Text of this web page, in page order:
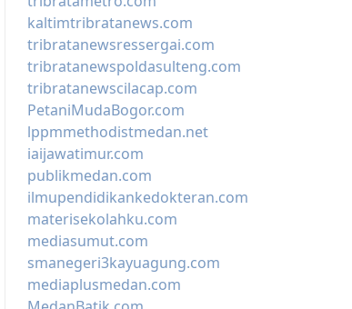
kaltimtribratanews.com
tribratanewsressergai.com
tribratanewspoldasulteng.com
tribratanewscilacap.com
PetaniMudaBogor.com
lppmmethodistmedan.net
iaijawatimur.com
publikmedan.com
ilmupendidikankedokteran.com
materisekolahku.com
mediasumut.com
smanegeri3kayuagung.com
mediaplusmedan.com